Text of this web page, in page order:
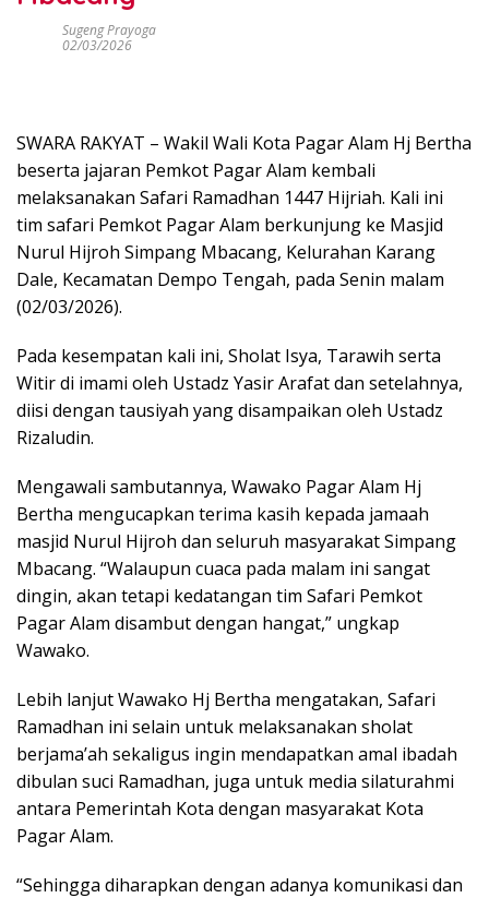
Sugeng Prayoga
02/03/2026
SWARA RAKYAT – Wakil Wali Kota Pagar Alam Hj Bertha
beserta jajaran Pemkot Pagar Alam kembali
melaksanakan Safari Ramadhan 1447 Hijriah. Kali ini
tim safari Pemkot Pagar Alam berkunjung ke Masjid
Nurul Hijroh Simpang Mbacang, Kelurahan Karang
Dale, Kecamatan Dempo Tengah, pada Senin malam
(02/03/2026).
Pada kesempatan kali ini, Sholat Isya, Tarawih serta
Witir di imami oleh Ustadz Yasir Arafat dan setelahnya,
diisi dengan tausiyah yang disampaikan oleh Ustadz
Rizaludin.
Mengawali sambutannya, Wawako Pagar Alam Hj
Bertha mengucapkan terima kasih kepada jamaah
masjid Nurul Hijroh dan seluruh masyarakat Simpang
Mbacang. “Walaupun cuaca pada malam ini sangat
dingin, akan tetapi kedatangan tim Safari Pemkot
Pagar Alam disambut dengan hangat,” ungkap
Wawako.
Lebih lanjut Wawako Hj Bertha mengatakan, Safari
Ramadhan ini selain untuk melaksanakan sholat
berjama’ah sekaligus ingin mendapatkan amal ibadah
dibulan suci Ramadhan, juga untuk media silaturahmi
antara Pemerintah Kota dengan masyarakat Kota
Pagar Alam.
“Sehingga diharapkan dengan adanya komunikasi dan